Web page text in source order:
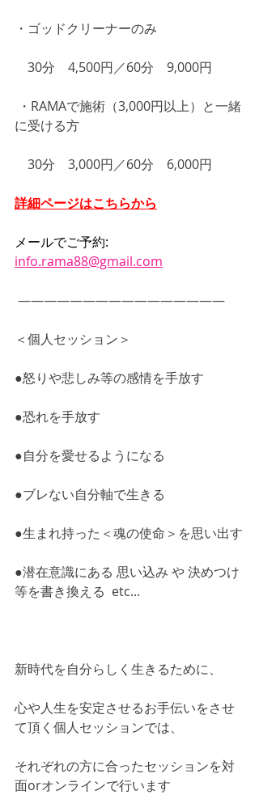
・ゴッドクリーナーのみ
30分　4,500円／60分　9,000円
・RAMAで施術（3,000円以上）と一緒
に受ける方
30分　3,000円／60分　6,000円
詳細ページはこちらから
メールでご予約:
info.rama88@gmail.com
――――――――――――――――
＜個人セッション＞
●怒りや悲しみ等の感情を手放す
●恐れを手放す
●自分を愛せるようになる
●ブレない自分軸で生きる
●生まれ持った＜魂の使命＞を思い出す
●潜在意識にある 思い込み や 決めつけ
等を書き換える  etc...
新時代を自分らしく生きるために、
心や人生を安定させるお手伝いをさせ
て頂く個人セッションでは、
それぞれの方に合ったセッションを対
面orオンラインで行います